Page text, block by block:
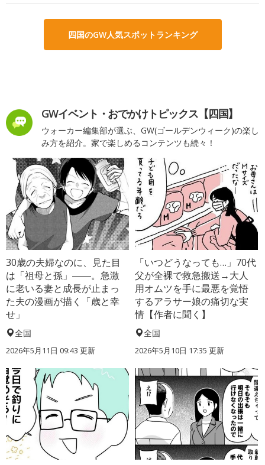
四国のGW人気スポットランキング
GWイベント・おでかけトピックス【四国】
ウォーカー編集部が選ぶ、GW(ゴールデンウィーク)の楽し
み方を紹介。家で楽しめるコンテンツも続々！
30歳の夫婦なのに、見た目
は「祖母と孫」――。急激
に老いる妻と成長が止まっ
た夫の漫画が描く「歳と幸
せ」
全国
2026年5月11日 09:43 更新
「いつどうなっても…」70代
父が全裸で救急搬送→大人
用オムツを手に最悪を覚悟
するアラサー娘の痛切な実
情【作者に聞く】
全国
2026年5月10日 17:35 更新